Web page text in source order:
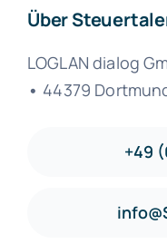
Über
LOGLAN dialog
• 44379
+49